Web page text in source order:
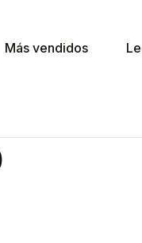
Más vendidos